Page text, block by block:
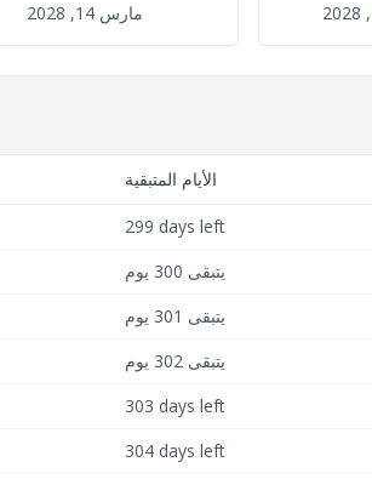
مارس 14, 2028
الأيام المتبقية
299 days left
يتبقى 300 يوم
يتبقى 301 يوم
يتبقى 302 يوم
303 days left
304 days left